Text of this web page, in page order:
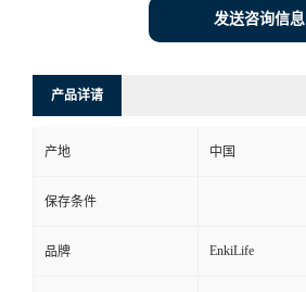
发送咨询信息
产品详请
产地 中国
保存条件
品牌 EnkiLife